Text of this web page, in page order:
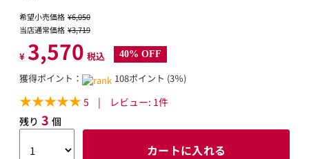
希望小売価格 ¥6,050
当店通常価格 ¥3,719
¥ 3,570 税込 40% OFF
獲得ポイント： 108ポイント (3％)
5 | レビュー: 1件
残り 3 個
カートに入れる